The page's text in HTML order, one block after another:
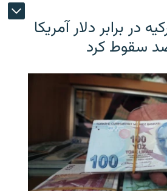
در برابر دلار آمریکا